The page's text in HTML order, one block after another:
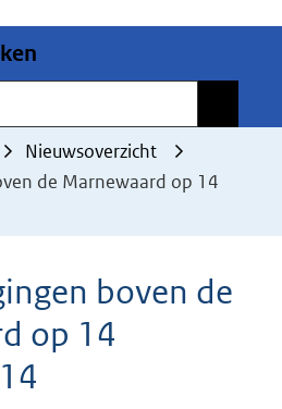
Nieuwsoverzicht
de Marnewaard op 14
boven de
op 14